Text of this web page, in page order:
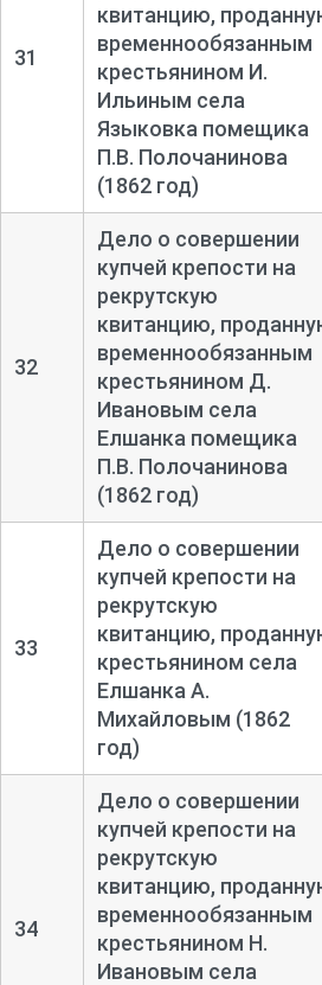
31
квитанцию,
временнообязанным
крестьянином И.
Ильиным села
Языковка помещика
П.В. Полочанинова
(1862 год)
32
Дело о совершении
купчей крепости на
рекрутскую
квитанцию,
временнообязанным
крестьянином Д.
Ивановым села
Елшанка помещика
П.В. Полочанинова
(1862 год)
33
Дело о совершении
купчей крепости на
рекрутскую
квитанцию,
крестьянином села
Елшанка А.
Михайловым (1862
год)
34
Дело о совершении
купчей крепости на
рекрутскую
квитанцию,
временнообязанным
крестьянином Н.
Ивановым села